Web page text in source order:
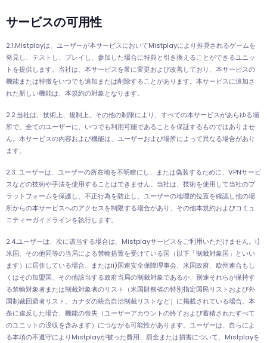
サービスの可用性
2.1.Mistplayは、ユーザーが本サービスにおいてMistplayにより推奨されるゲームを
発見し、テストし、プレイし、参加した場合に特典と引き換えることができるユニッ
トを提供します。当社は、本サービスを常に変更および改善しており、本サービスの
機能または特徴をいつでも追加または削除することがあります。本サービスに追加さ
れた新しい機能は、本規約の対象となります。
2.2.当社は、技術上、規制上、その他の制限により、すべての本サービスがあらゆる場
所で、全てのユーザーに、いつでも利用可能であることを保証するものではありませ
ん。本サービスの内容および機能は、ユーザーおよび場所によって異なる場合があり
ます。
2.3. ユーザーは、ユーザーの所在地を不明瞭にし、または偽装するために、VPNサービ
スなどの技術や手法を使用することはできません。当社は、技術を使用して当社のプ
ラットフォームを保護し、不正行為を防止し、ユーザーの地理的位置を確認し他の場
所からの本サービスへのアクセスを制限する場合があり、その他本規約およびコミュ
ニティーガイドラインを執行します。
2.4.ユーザーは、次に该当する場合は、Mistplayサービスをご利用いただけません。i)
米国、その他同等の当局による禁輸措置を受けている国（以下「制裁対象国」といい
ます）に居住している場合、またはii)国連安全保障理事会、米国政府、欧州連合もし
くはその加盟国、その他該当する政府当局の制裁対象であるか、別途それらが保持す
る禁輸対象者または制裁対象者のリスト（米国財務省の特別指定国民リストおよび外
国制裁回避者リスト、カナダの統合自治制裁リストなど）に掲載されている場合。本
条に違反した場合、機能の喪失（ユーザーアカウントの終了および蓄積されたすべて
のユニットの没収を含みます）につながる可能性があります。ユーザーは、自らによ
る本項の不遵守によりMistplayが被った費用、罰金または損害について、Mistplayを